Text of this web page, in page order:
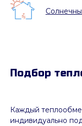
Подбор
Каждый
индивидуально